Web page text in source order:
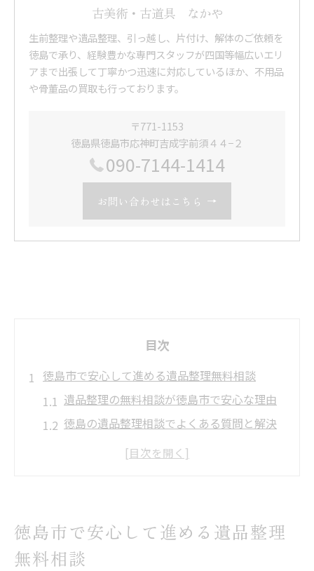
古美術・古道具 なかや
生前整理や遺品整理、引っ越し、片付け、解体のご依頼を
徳島で承り、経験豊かな専門スタッフが四国等幅広いエリ
アまで出張して丁寧かつ迅速に対応しているほか、不用品
や骨董品の買取も行っております。
〒771-1153
徳島県徳島市応神町吉成字前須４４−２
090-7144-1414
お問い合わせはこちら
目次
徳島市で安心して進める遺品整理無料相談
遺品整理の無料相談が徳島市で安心な理由
徳島の遺品整理相談でよくある質問と解決
背景
徳島で遺品整理業者に無料相談するメリッ
徳島市で安心して進める遺品整理
無料相談